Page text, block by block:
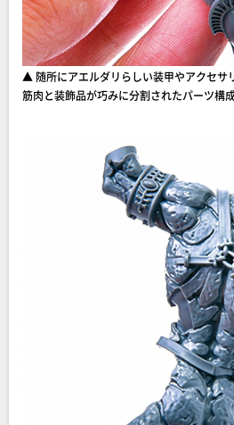
▲ 随所にアエルダリらしい装甲やアクセサ
筋肉と装飾品が巧みに分割されたパーツ構